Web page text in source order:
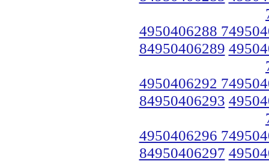
4950406288
84950406289
4950406292
84950406293
4950406296
84950406297